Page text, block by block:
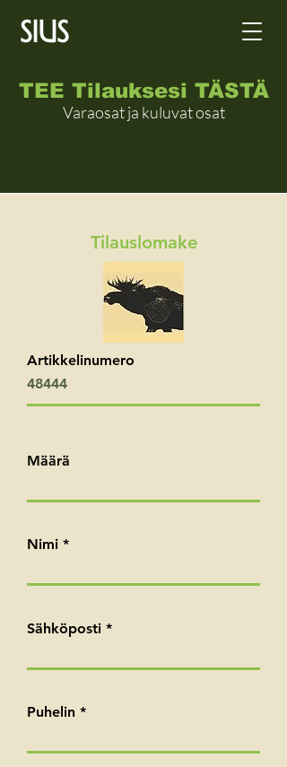
TEE Tilauksesi TÄSTÄ
Varaosat ja kuluvat osat
Tilauslomake
Artikkelinumero
48444
Määrä
Nimi
Sähköposti
Puhelin